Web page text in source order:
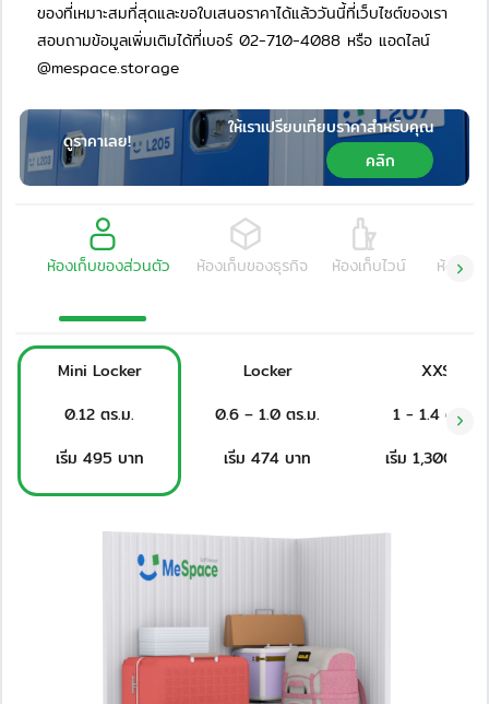
ของที่เหมาะสมที่สุดและขอใบเสนอราคาได้แล้ววันนี้ที่เว็บไซต์ของเรา
สอบถามข้อมูลเพิ่มเติมได้ที่เบอร์ 02-710-4088 หรือ แอดไลน์​
@mespace.storage
ดูราคาเลย!
ให้เราเปรียบเทียบราคาสำหรับคุณ
คลิก
ห้องเก็บของส่วนตัว ห้องเก็บของธุรกิจ ห้องเก็บไวน์ ห้องเก็
Mini Locker
0.12 ตร.ม.
เริ่ม 495 บาท
Locker
0.6 – 1.0 ตร.ม.
เริ่ม 474 บาท
XXS
1 - 1.4 ตร.ม.
เริ่ม 1,300 บาท